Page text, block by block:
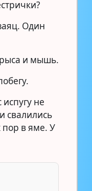
Один
и мышь.
не
свалились
пор в яме. У